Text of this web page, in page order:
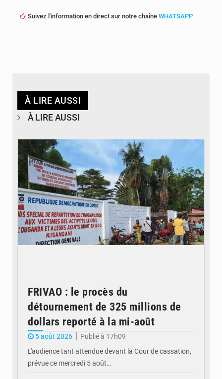
Suivez l'information en direct sur notre chaîne WHATSAPP
À LIRE AUSSI
À LIRE AUSSI
FRIVAO : le procès du
détournement de 325 millions de
dollars reporté à la mi-août
5 août 2026
Publié à 17h09
L'audience tant attendue devant la Cour de cassation,
prévue ce mercredi 5 août…